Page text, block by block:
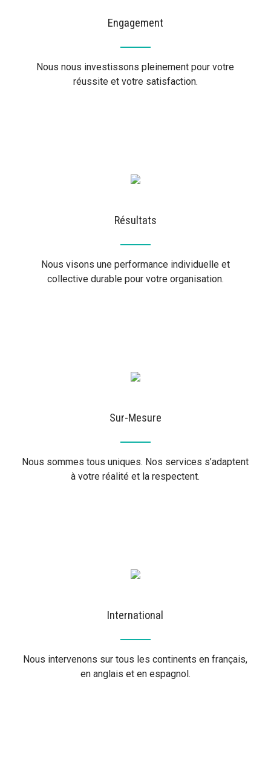
Engagement
Nous nous investissons pleinement pour votre
réussite et votre satisfaction.
Résultats
Nous visons une performance individuelle et
collective durable pour votre organisation.
Sur-Mesure
Nous sommes tous uniques. Nos services s’adaptent
à votre réalité et la respectent.
International
Nous intervenons sur tous les continents en français,
en anglais et en espagnol.